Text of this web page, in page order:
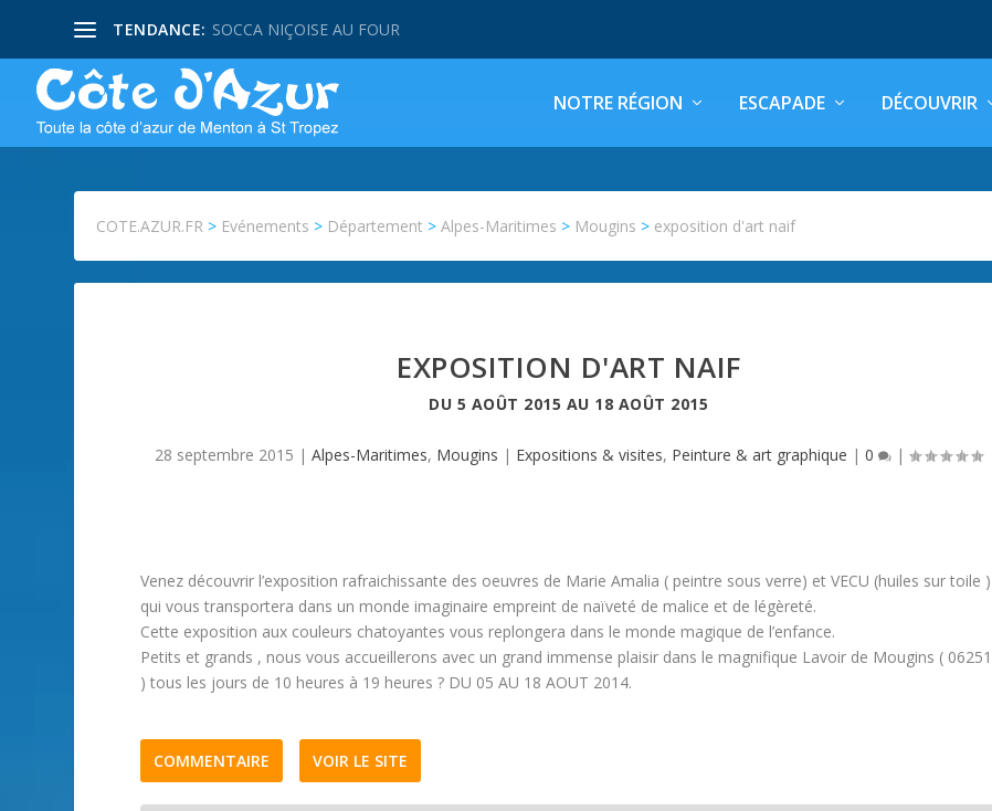
TENDANCE: SOCCA NIÇOISE AU FOUR
NOTRE RÉGION ESCAPADE DÉCOUVRIR
COTE.AZUR.FR > Evénements > Département >Alpes-Maritimes > Mougins > exposition d'art naif
EXPOSITION D'ART NAIF
DU 5 AOÛT 2015 AU 18 AOÛT 2015
28 septembre 2015 |Alpes-Maritimes, Mougins | Expositions & visites, Peinture & art graphique |0 |
Venez découvrir l’exposition rafraichissante des oeuvres de Marie Amalia ( peintre sous verre) et VECU (huiles sur toile )
qui vous transportera dans un monde imaginaire empreint de naïveté de malice et de légèreté.
Cette exposition aux couleurs chatoyantes vous replongera dans le monde magique de l’enfance.
Petits et grands , nous vous accueillerons avec un grand immense plaisir dans le magnifique Lavoir de Mougins ( 06251
) tous les jours de 10 heures à 19 heures ? DU 05 AU 18 AOUT 2014.
COMMENTAIRE VOIR LE SITE